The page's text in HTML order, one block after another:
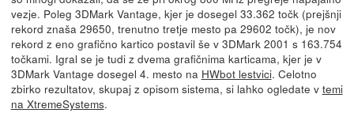
vezje. Poleg 3DMark Vantage, kjer je dosegel 33.362 točk (prejšnji
rekord znaša 29650, trenutno tretje mesto pa 29602 točk), je nov
rekord z eno grafično kartico postavil še v 3DMark 2001 s 163.754
točkami. Igral se je tudi z dvema grafičnima karticama, kjer je v
3DMark Vantage dosegel 4. mesto na HWbot lestvici. Celotno
zbirko rezultatov, skupaj z opisom sistema, si lahko ogledate v temi
na XtremeSystems.